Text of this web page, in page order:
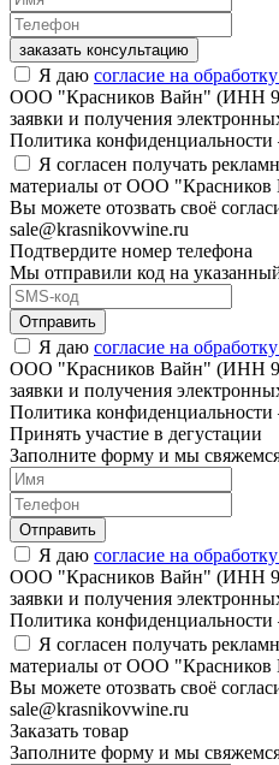
заказать консультацию
Я даю согласие на
ООО "Красников Вайн" (ИНН
заявки и получения
Политика
Я согласен получать
материалы от ООО "Красников
Вы можете отозвать своё
sale@krasnikovwine.ru
Подтвердите номер телефона
Мы отправили код на
Отправить
Я даю согласие на
ООО "Красников Вайн" (ИНН
заявки и получения
Политика
Принять участие в дегустации
Заполните форму и мы
Отправить
Я даю согласие на
ООО "Красников Вайн" (ИНН
заявки и получения
Политика
Я согласен получать
материалы от ООО "Красников
Вы можете отозвать своё
sale@krasnikovwine.ru
Заказать товар
Заполните форму и мы